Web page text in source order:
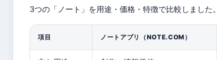
3つの「ノート」を用途・価格・特徴で比較しました
項目 ノートアプリ（NOTE.COM）